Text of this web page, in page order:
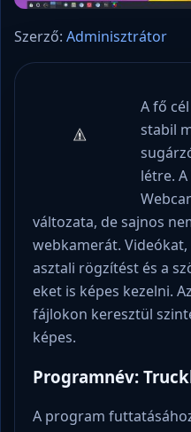
Szerző: Adminisztrátor
A fő
stabil
létre.
változata, de sajnos
webkamerát. Videókat,
asztali rögzítést és a
eket is képes kezelni.
fájlokon keresztül
képes.
Programnév:
A program